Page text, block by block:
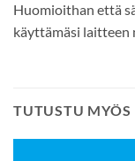
Huomioithan että
käyttämäsi laitteen
TUTUSTU MYÖS